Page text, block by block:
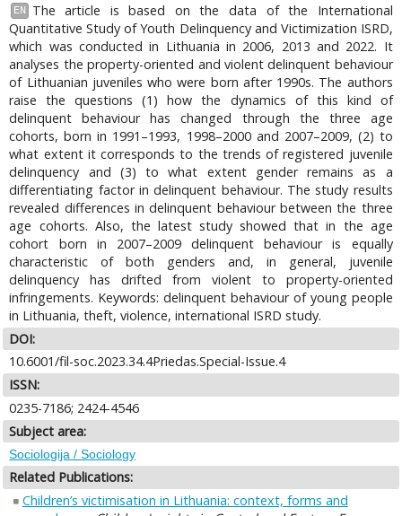
EN
The article is based on the data of the International
Quantitative Study of Youth Delinquency and Victimization ISRD,
which was conducted in Lithuania in 2006, 2013 and 2022. It
analyses the property-oriented and violent delinquent behaviour
of Lithuanian juveniles who were born after 1990s. The authors
raise the questions (1) how the dynamics of this kind of
delinquent behaviour has changed through the three age
cohorts, born in 1991–1993, 1998–2000 and 2007–2009, (2) to
what extent it corresponds to the trends of registered juvenile
delinquency and (3) to what extent gender remains as a
differentiating factor in delinquent behaviour. The study results
revealed differences in delinquent behaviour between the three
age cohorts. Also, the latest study showed that in the age
cohort born in 2007–2009 delinquent behaviour is equally
characteristic of both genders and, in general, juvenile
delinquency has drifted from violent to property-oriented
infringements. Keywords: delinquent behaviour of young people
in Lithuania, theft, violence, international ISRD study.
DOI:
10.6001/fil-soc.2023.34.4Priedas.Special-Issue.4
ISSN:
0235-7186; 2424-4546
Subject area:
Sociologija / Sociology
Related Publications:
Children’s victimisation in Lithuania: context, forms and